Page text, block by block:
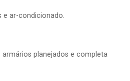
e ar-condicionado.
planejados e completa